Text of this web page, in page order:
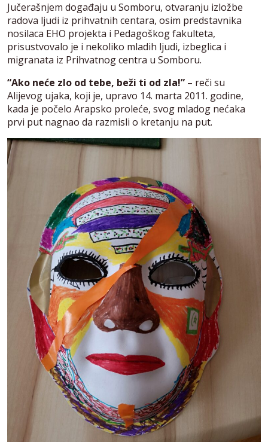
Jučerašnjem događaju u Somboru, otvaranju izložbe
radova ljudi iz prihvatnih centara, osim predstavnika
nosilaca EHO projekta i Pedagoškog fakulteta,
prisustvovalo je i nekoliko mladih ljudi, izbeglica i
migranata iz Prihvatnog centra u Somboru.
“Ako neće zlo od tebe, beži ti od zla!” – reči su
Alijevog ujaka, koji je, upravo 14. marta 2011. godine,
kada je počelo Arapsko proleće, svog mladog nećaka
prvi put nagnao da razmisli o kretanju na put.